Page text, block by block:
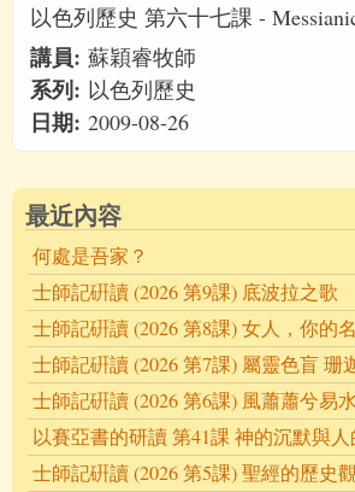
以色列歷史 第六十七課 -
講員: 蘇穎睿牧師
系列: 以色列歷史
日期: 2009-08-26
最近內容
何處是吾家？
士師記硏讀 (2026 第9課) 底波拉之歌
士師記硏讀 (2026 第8課) 女人，你的
士師記硏讀 (2026 第7課) 屬靈色盲 珊
士師記硏讀 (2026 第6課) 風蕭蕭兮易
以賽亞書的研讀 第41課 神的沉默與人
士師記硏讀 (2026 第5課) 聖經的歷史